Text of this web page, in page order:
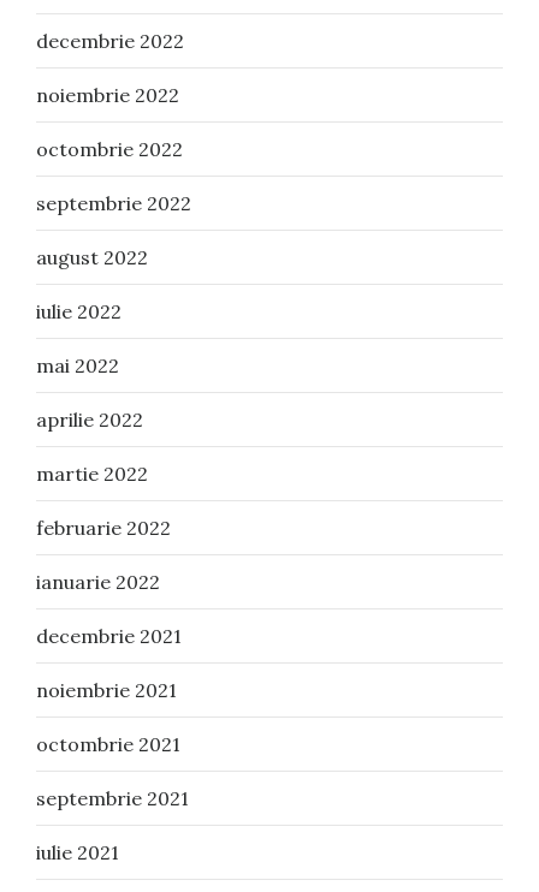
decembrie 2022
noiembrie 2022
octombrie 2022
septembrie 2022
august 2022
iulie 2022
mai 2022
aprilie 2022
martie 2022
februarie 2022
ianuarie 2022
decembrie 2021
noiembrie 2021
octombrie 2021
septembrie 2021
iulie 2021